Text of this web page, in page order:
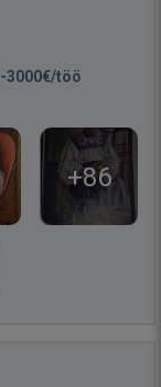
3000€/töö
+86